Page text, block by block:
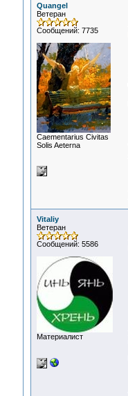
Quangel
Ветеран
Сообщений: 7735
Сaementarius Civitas
Solis Aeterna
Vitaliy
Ветеран
Сообщений: 5586
Материалист